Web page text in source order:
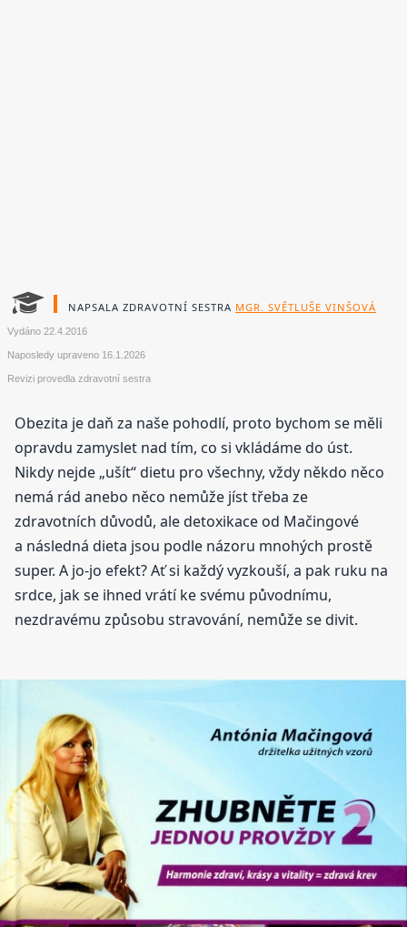
NAPSALA ZDRAVOTNÍ SESTRA MGR. SVĚTLUŠE VINŠOVÁ
Vydáno 22.4.2016
Naposledy upraveno 16.1.2026
Revizi provedla zdravotní sestra
Obezita je daň za naše pohodlí, proto bychom se měli
opravdu zamyslet nad tím, co si vkládáme do úst.
Nikdy nejde „ušít“ dietu pro všechny, vždy někdo něco
nemá rád anebo něco nemůže jíst třeba ze
zdravotních důvodů, ale detoxikace od Mačingové
a následná dieta jsou podle názoru mnohých prostě
super. A jo-jo efekt? Ať si každý vyzkouší, a pak ruku na
srdce, jak se ihned vrátí ke svému původnímu,
nezdravému způsobu stravování, nemůže se divit.